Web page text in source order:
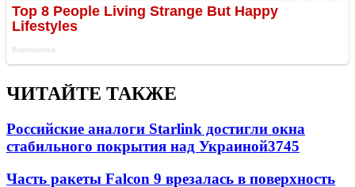
ЧИТАЙТЕ ТАКЖЕ
Российские аналоги Starlink достигли окна
стабильного покрытия над Украиной3745
Часть ракеты Falcon 9 врезалась в поверхность